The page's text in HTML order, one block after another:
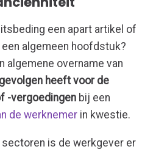
een apart artikel of
algemeen hoofdstuk?
algemene overname van
gevolgen heeft voor de
-vergoedingen bij een
de werknemer in kwestie.
sectoren is de werkgever er